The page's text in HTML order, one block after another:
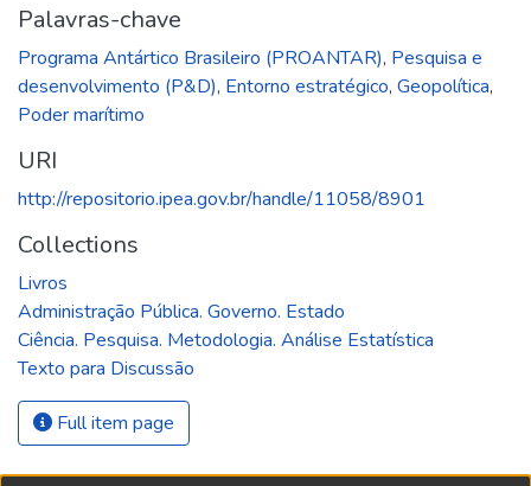
Palavras-chave
Programa Antártico Brasileiro (PROANTAR), Pesquisa e
desenvolvimento (P&D), Entorno estratégico, Geopolítica,
Poder marítimo
URI
http://repositorio.ipea.gov.br/handle/11058/8901
Collections
Livros
Administração Pública. Governo. Estado
Ciência. Pesquisa. Metodologia. Análise Estatística
Texto para Discussão
Full item page